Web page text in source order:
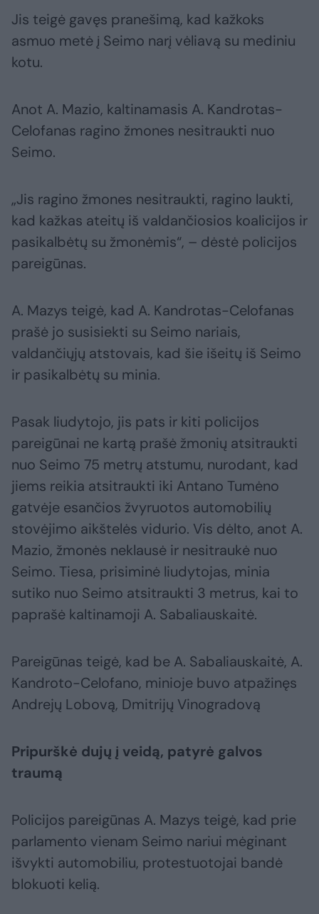
Jis teigė gavęs pranešimą, kad kažkoks
asmuo metė į Seimo narį vėliavą su mediniu
kotu.
Anot A. Mazio, kaltinamasis A. Kandrotas-
Celofanas ragino žmones nesitraukti nuo
Seimo.
„Jis ragino žmones nesitraukti, ragino laukti,
kad kažkas ateitų iš valdančiosios koalicijos ir
pasikalbėtų su žmonėmis“, – dėstė policijos
pareigūnas.
A. Mazys teigė, kad A. Kandrotas-Celofanas
prašė jo susisiekti su Seimo nariais,
valdančiųjų atstovais, kad šie išeitų iš Seimo
ir pasikalbėtų su minia.
Pasak liudytojo, jis pats ir kiti policijos
pareigūnai ne kartą prašė žmonių atsitraukti
nuo Seimo 75 metrų atstumu, nurodant, kad
jiems reikia atsitraukti iki Antano Tumėno
gatvėje esančios žvyruotos automobilių
stovėjimo aikštelės vidurio. Vis dėlto, anot A.
Mazio, žmonės neklausė ir nesitraukė nuo
Seimo. Tiesa, prisiminė liudytojas, minia
sutiko nuo Seimo atsitraukti 3 metrus, kai to
paprašė kaltinamoji A. Sabaliauskaitė.
Pareigūnas teigė, kad be A. Sabaliauskaitė, A.
Kandroto-Celofano, minioje buvo atpažinęs
Andrejų Lobovą, Dmitrijų Vinogradovą
Pripurškė dujų į veidą, patyrė galvos
traumą
Policijos pareigūnas A. Mazys teigė, kad prie
parlamento vienam Seimo nariui mėginant
išvykti automobiliu, protestuotojai bandė
blokuoti kelią.